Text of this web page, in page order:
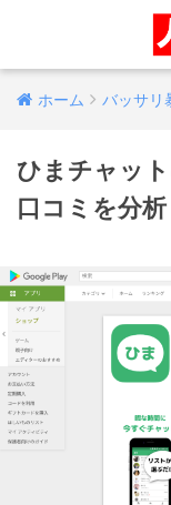
ホーム バッサリ
ひまチャッ
口コミを分析